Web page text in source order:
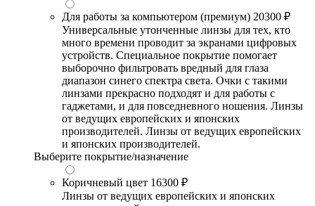
Для работы за компьютером (премиум) 20300 ₽
Универсальные утонченные линзы для тех, кто
много времени проводит за экранами цифровых
устройств. Специальное покрытие помогает
выборочно фильтровать вредный для глаза
диапазон синего спектра света. Очки с такими
линзами прекрасно подходят и для работы с
гаджетами, и для повседневного ношения. Линзы
от ведущих европейских и японских
производителей. Линзы от ведущих европейских
и японских производителей.
Выберите покрытие/назначение
Коричневый цвет 16300 ₽
Линзы от ведущих европейских и японских